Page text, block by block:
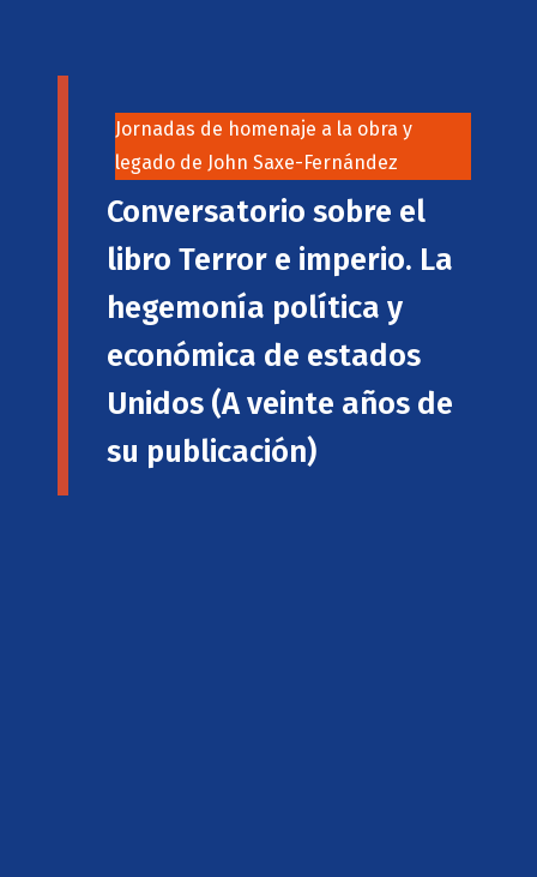
Jornadas de homenaje a la obra y
legado de John Saxe-Fernández
Conversatorio sobre el
libro Terror e imperio. La
hegemonía política y
económica de estados
Unidos (A veinte años de
su publicación)